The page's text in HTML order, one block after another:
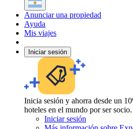
Anunciar una propiedad
Ayuda
Mis viajes
Iniciar sesión
Inicia sesión y ahorra desde un
hoteles en el mundo por ser socio.
Iniciar sesión